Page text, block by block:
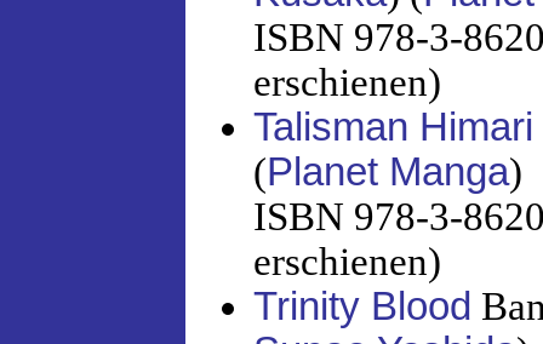
ISBN 978-3-
erschienen)
Talisman Himari
(Planet Manga)
ISBN 978-3-
erschienen)
Trinity Blood